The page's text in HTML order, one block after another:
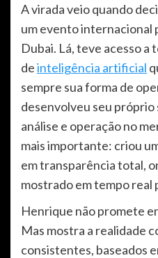
A virada veio quando
um evento internacional
Dubai. Lá, teve acesso a
deinteligência artificial
sempre sua forma de
desenvolveu seu
análise e operação no
mais importante: criou
em transparência total,
mostrado em tempo real
Henrique não promete
Mas mostra a realidade
consistentes, baseados